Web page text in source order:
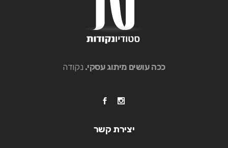
ככה עושים מיתוג עסקי. נקודה
יצירת קשר